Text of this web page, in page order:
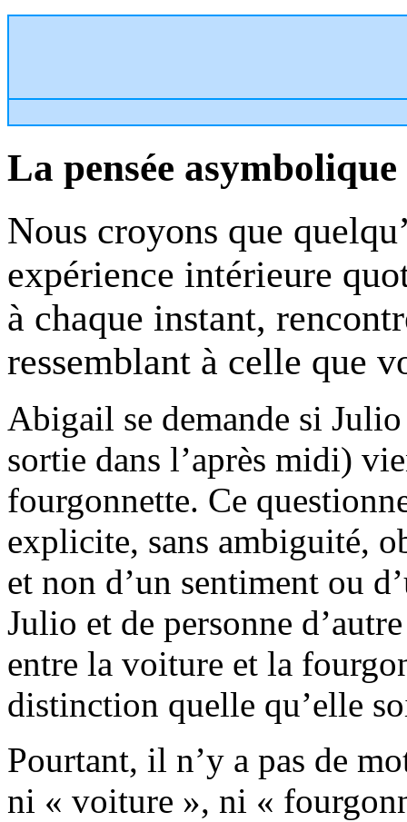
La pensée asymbolique
Nous croyons que
expérience intérieure
à chaque instant,
ressemblant à celle que
Abigail se demande si
sortie dans l’après midi)
fourgonnette. Ce
explicite, sans ambiguité,
et non d’un sentiment ou
Julio et de personne
entre la voiture et la
distinction quelle qu’elle
Pourtant, il n’y a pas de
ni « voiture », ni «